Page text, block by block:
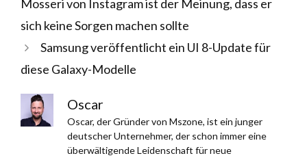
Mosseri von Instagram ist der Meinung, dass er
sich keine Sorgen machen sollte
Samsung veröffentlicht ein UI 8-Update für
diese Galaxy-Modelle
Oscar
Oscar, der Gründer von Mszone, ist ein junger
deutscher Unternehmer, der schon immer eine
überwältigende Leidenschaft für neue